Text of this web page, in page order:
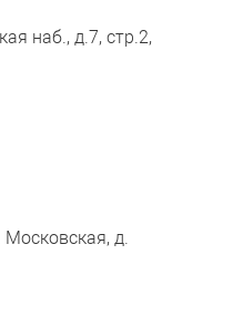
наб., д.7, стр.2,
Московская, д.